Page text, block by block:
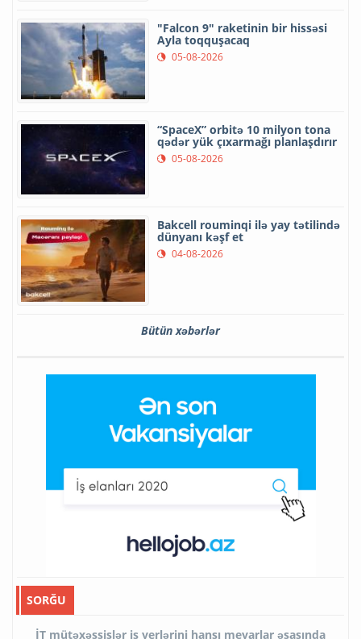
"Falcon 9" raketinin bir hissəsi
Ayla toqquşacaq
05-08-2026
“SpaceX” orbitə 10 milyon tona
qədər yük çıxarmağı planlaşdırır
05-08-2026
Bakcell rouminqi ilə yay tətilində
dünyanı kəşf et
04-08-2026
Bütün xəbərlər
SORĞU
İT mütəxəssislər iş yerlərini hansı meyarlar əsasında